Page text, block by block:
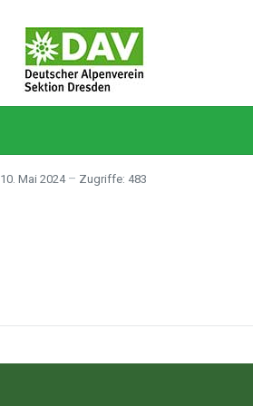
10. Mai 2024 Zugriffe: 483